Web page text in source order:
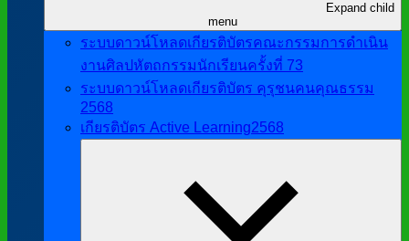
Expand child
menu
ระบบดาวน์โหลดเกียรติบัตรคณะกรรมการดำเนิน
งานศิลปหัตถกรรมนักเรียนครั้งที่ 73
ระบบดาวน์โหลดเกียรติบัตร คุรุชนคนคุณธรรม
2568
เกียรติบัตร Active Learning2568